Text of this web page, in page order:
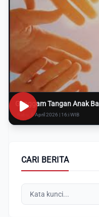
Genggam Tangan Anak
Rabu, 8 April 2026 | 16:i WIB
CARI BERITA